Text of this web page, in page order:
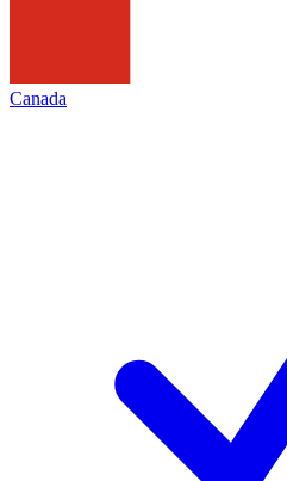
Canada